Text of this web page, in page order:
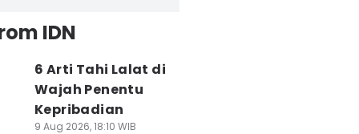
IDN
6 Arti Tahi Lalat di
Wajah Penentu
Kepribadian
9 Aug 2026, 18:10 WIB